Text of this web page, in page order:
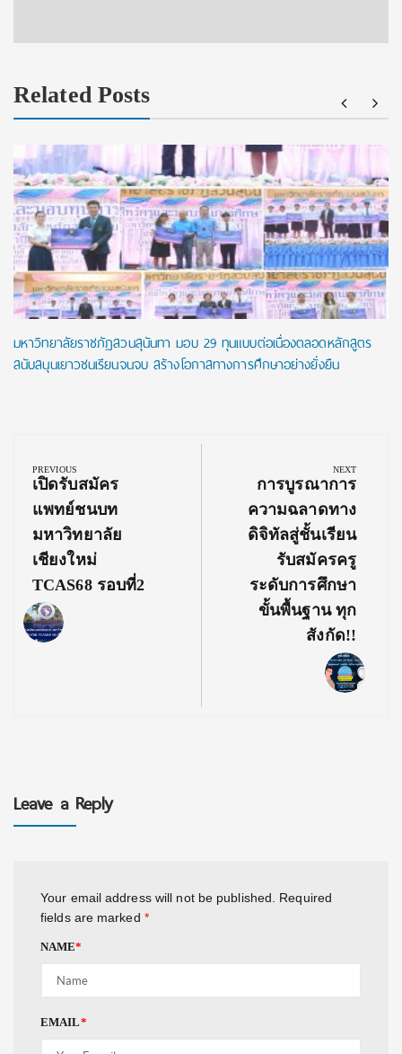
Related Posts
มหาวิทยาลัยราชภัฏสวนสุนันทา มอบ 29 ทุนแบบต่อเนื่องตลอดหลักสูตร
สนับสนุนเยาวชนเรียนจนจบ สร้างโอกาสทางการศึกษาอย่างยั่งยืน
navigation
PREVIOUS
Previous
Post:
เปิดรับสมัคร
แพทย์ชนบท
มหาวิทยาลัย
เชียงใหม่
TCAS68 รอบที่2
NEXT
Next
Post:
การบูรณาการ
ความฉลาดทาง
ดิจิทัลสู่ชั้นเรียน
รับสมัครครู
ระดับการศึกษา
ขั้นพื้นฐาน ทุก
สังกัด!!
Leave a Reply
Your email address will not be published.
Required
fields are marked *
NAME*
EMAIL*